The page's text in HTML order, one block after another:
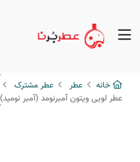
خانه عطر
عطر مشترک
عطر لویی ویتون آمبرنومد (آمبر نومید)